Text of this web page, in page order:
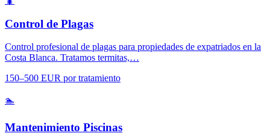
Control de Plagas
Control profesional de plagas para propiedades de expatriados en la
Costa Blanca. Tratamos termitas,…
150–500 EUR por tratamiento
🏊
Mantenimiento Piscinas